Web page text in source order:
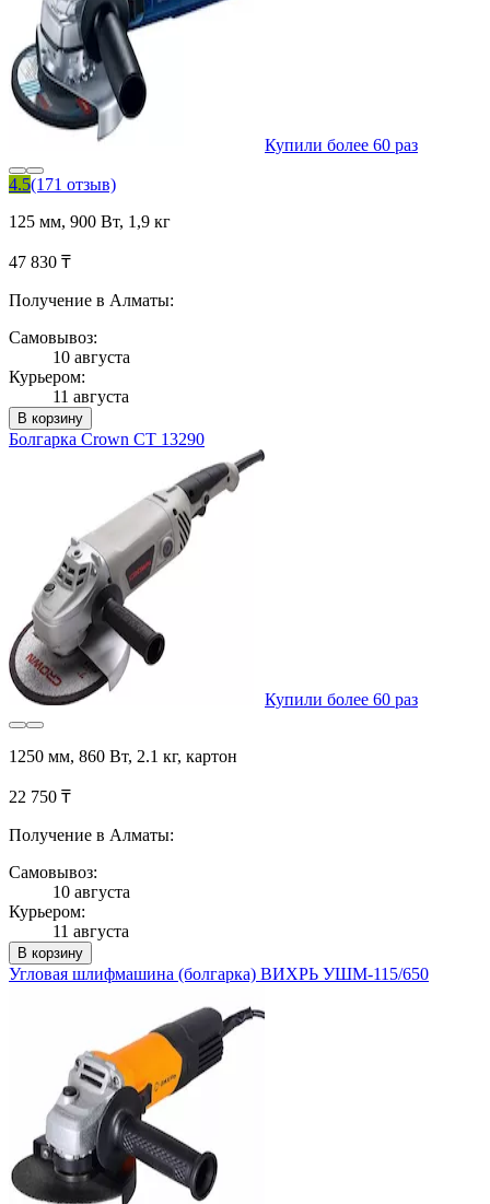
Купили более 60 раз
4.5(171 отзыв)
125 мм, 900 Вт, 1,9 кг
47 830 ₸
Получение в Алматы:
Самовывоз:
10 августа
Курьером:
11 августа
В корзину
Болгарка Crown CT 13290
Купили более 60 раз
1250 мм, 860 Вт, 2.1 кг, картон
22 750 ₸
Получение в Алматы:
Самовывоз:
10 августа
Курьером:
11 августа
В корзину
Угловая шлифмашина (болгарка) ВИХРЬ УШМ-115/650